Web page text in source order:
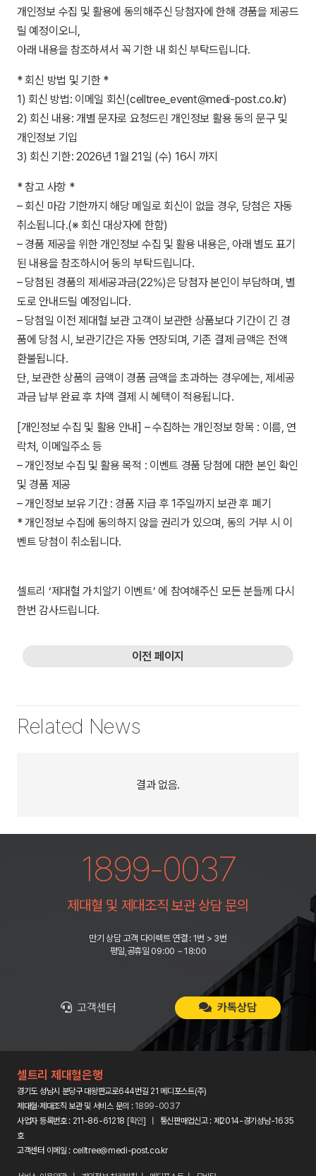
개인정보 수집 및 활용에 동의해주신 당첨자에 한해 경품을 제공드
릴 예정이오니,
아래 내용을 참조하셔서 꼭 기한 내 회신 부탁드립니다.
* 회신 방법 및 기한 *
1) 회신 방법: 이메일 회신(celltree_event@medi-post.co.kr)
2) 회신 내용: 개별 문자로 요청드린 개인정보 활용 동의 문구 및
개인정보 기입
3) 회신 기한: 2026년 1월 21일 (수) 16시 까지
* 참고 사항 *
– 회신 마감 기한까지 해당 메일로 회신이 없을 경우, 당첨은 자동
취소됩니다.(※ 회신 대상자에 한함)
– 경품 제공을 위한 개인정보 수집 및 활용 내용은, 아래 별도 표기
된 내용을 참조하시어 동의 부탁드립니다.
– 당첨된 경품의 제세공과금(22%)은 당첨자 본인이 부담하며, 별
도로 안내드릴 예정입니다.
– 당첨일 이전 제대혈 보관 고객이 보관한 상품보다 기간이 긴 경
품에 당첨 시, 보관기간은 자동 연장되며, 기존 결제 금액은 전액
환불됩니다.
단, 보관한 상품의 금액이 경품 금액을 초과하는 경우에는, 제세공
과금 납부 완료 후 차액 결제 시 혜택이 적용됩니다.
[개인정보 수집 및 활용 안내] – 수집하는 개인정보 항목 : 이름, 연
락처, 이메일주소 등
– 개인정보 수집 및 활용 목적 : 이벤트 경품 당첨에 대한 본인 확인
및 경품 제공
– 개인정보 보유 기간 : 경품 지급 후 1주일까지 보관 후 폐기
* 개인정보 수집에 동의하지 않을 권리가 있으며, 동의 거부 시 이
벤트 당첨이 취소됩니다.
셀트리 ‘제대혈 가치알기 이벤트’ 에 참여해주신 모든 분들께 다시
한번 감사드립니다.
이전 페이지
Related News
결과 없음.
1899-0037
제대혈 및 제대조직 보관 상담 문의
만기 상담 고객 다이렉트 연결 : 1번 > 3번
평일,공휴일 09:00 ~ 18:00
고객센터 카톡상담
셀트리 제대혈은행
경기도 성남시 분당구 대왕판교로644번길 21 메디포스트(주)
제대혈·제대조직 보관 및 서비스 문의 : 1899-0037
사업자 등록번호 : 211-86-61218 [확인] | 통신판매업신고 : 제2014-경기성남-1635
호
고객센터 이메일 : celltree@medi-post.co.kr